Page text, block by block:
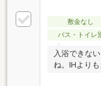
敷金なし
バス・トイレ
入浴できな
ね。IHより